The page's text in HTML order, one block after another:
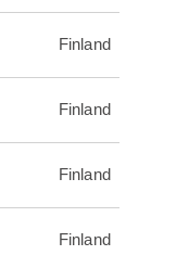
Finland
Finland
Finland
Finland